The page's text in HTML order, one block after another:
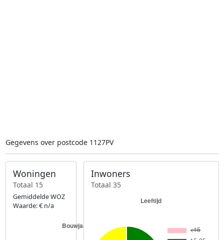
Gegevens over postcode 1127PV
Woningen
Totaal 15
Gemiddelde WOZ
Waarde: € n/a
Inwoners
Totaal 35